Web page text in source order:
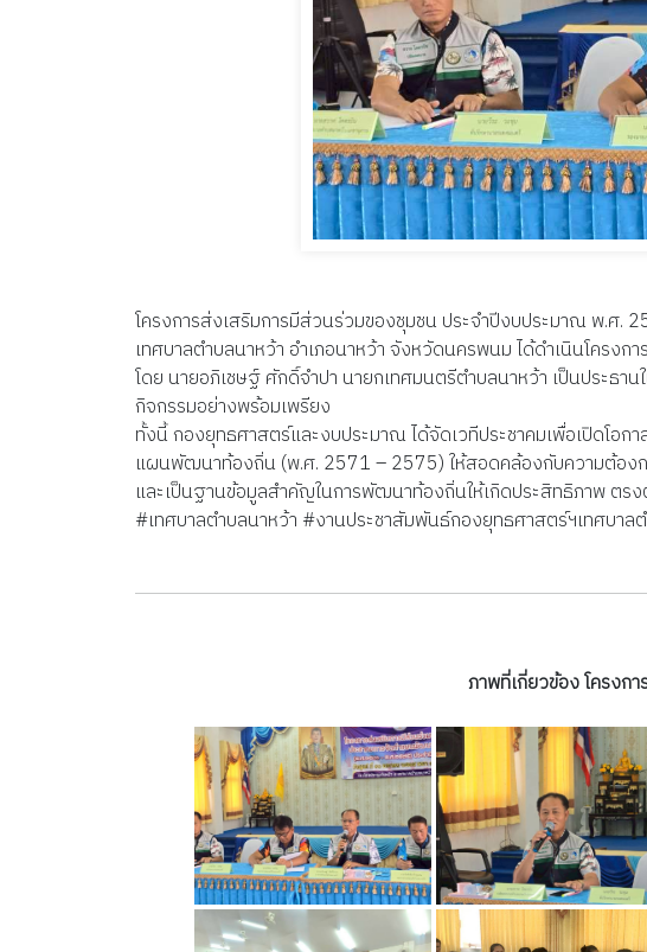
โครงการส่งเสริมการมีส่วนร่วมของชุมชน ประจำปีงบประมาณ พ.ศ.
เทศบาลตำบลนาหว้า อำเภอนาหว้า จังหวัดนครพนม ได้ดำเนินโคร
โดย นายอภิเชษฐ์ ศักดิ์จำปา นายกเทศมนตรีตำบลนาหว้า เป็นประธา
กิจกรรมอย่างพร้อมเพรียง
ทั้งนี้ กองยุทธศาสตร์และงบประมาณ ได้จัดเวทีประชาคมเพื่อเปิดโอก
แผนพัฒนาท้องถิ่น (พ.ศ. 2571 – 2575) ให้สอดคล้องกับความต้องก
และเป็นฐานข้อมูลสำคัญในการพัฒนาท้องถิ่นให้เกิดประสิทธิภาพ ตร
#เทศบาลตำบลนาหว้า #งานประชาสัมพันธ์กองยุทธศาสตร์ฯเทศบาล
ภาพที่เกี่ยวข้อง โครงก